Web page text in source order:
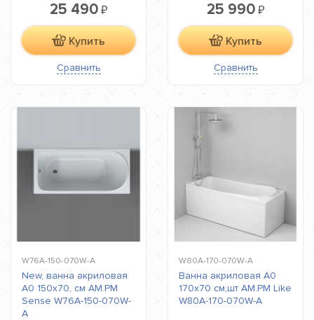
25 490₽
Купить
Сравнить
25 990₽
Купить
Сравнить
W76A-150-070W-A
New, ванна акриловая
A0 150x70, см AM.PM
Sense W76A-150-070W-
A
W80A-170-070W-A
Ванна акриловая A0
170х70 см,шт AM.PM Like
W80A-170-070W-A